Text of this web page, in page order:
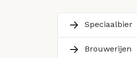
Speciaalbier
Brouwerijen